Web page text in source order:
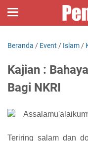
Beranda / Event / Islam /
Kajian :
Bagi NKRI
Teriring salam dan